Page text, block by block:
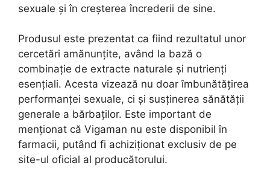
sexuale și în creșterea încrederii de sine.
Produsul este prezentat ca fiind rezultatul unor
cercetări amănunțite, având la bază o
combinație de extracte naturale și nutrienți
esențiali. Acesta vizează nu doar îmbunătățirea
performanței sexuale, ci și susținerea sănătății
generale a bărbaților. Este important de
menționat că Vigaman nu este disponibil în
farmacii, putând fi achiziționat exclusiv de pe
site-ul oficial al producătorului.